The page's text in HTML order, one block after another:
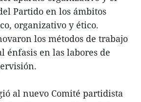
Partido en los ámbitos
organizativo y ético.
los métodos de trabajo
énfasis en las labores de
al nuevo Comité partidista